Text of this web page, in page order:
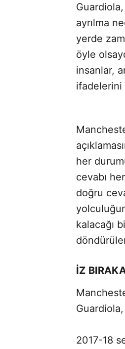
ayrılma
yerde
öyle
insanlar,
ifadelerini
her
cevabı
doğru
kalacağı
İZ
Guardiola,
2017-18